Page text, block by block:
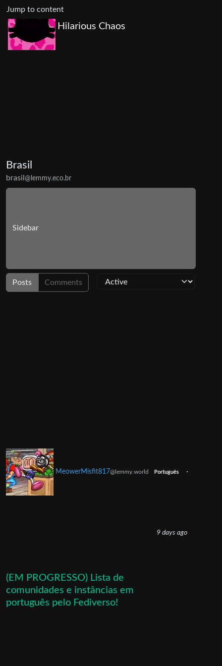
Jump to content
Hilarious Chaos
Brasil
brasil @lemmy.eco.br
Sidebar
Posts Comments
MeowerMisfit817@lemmy.world Português ·
9 days ago
(EM PROGRESSO) Lista de
comunidades e instâncias em
português pelo Fediverso!